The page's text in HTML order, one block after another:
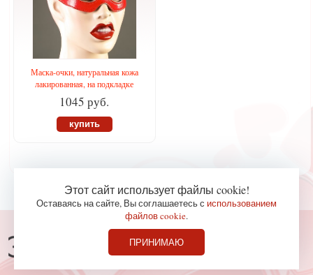
Маска-очки, натуральная кожа
лакированная, на подкладке
1045 руб.
купить
Консультации по телефону
Этот сайт использует файлы cookie!
Оставаясь на сайте, Вы соглашаетесь с использованием
файлов cookie.
ПРИНИМАЮ